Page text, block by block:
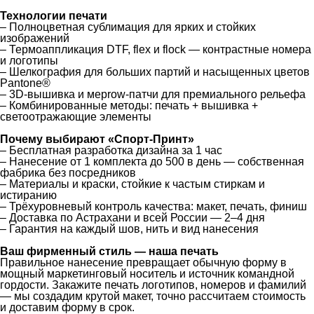
Технологии печати
– Полноцветная сублимация для ярких и стойких
изображений
– Термоаппликация DTF, flex и flock — контрастные номера
и логотипы
– Шелкография для больших партий и насыщенных цветов
Pantone®
– 3D-вышивка и мерrow-патчи для премиального рельефа
– Комбинированные методы: печать + вышивка +
светоотражающие элементы
Почему выбирают «Спорт-Принт»
– Бесплатная разработка дизайна за 1 час
– Нанесение от 1 комплекта до 500 в день — собственная
фабрика без посредников
– Материалы и краски, стойкие к частым стиркам и
истиранию
– Трёхуровневый контроль качества: макет, печать, финиш
– Доставка по Астрахани и всей России — 2–4 дня
– Гарантия на каждый шов, нить и вид нанесения
Ваш фирменный стиль — наша печать
Правильное нанесение превращает обычную форму в
мощный маркетинговый носитель и источник командной
гордости. Закажите печать логотипов, номеров и фамилий
— мы создадим крутой макет, точно рассчитаем стоимость
и доставим форму в срок.